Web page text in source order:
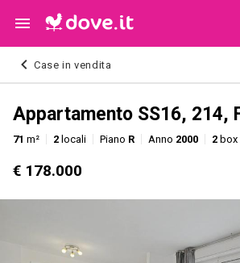
Case in vendita
Appartamento SS16, 214,
71 m² 2 locali Piano R Anno 2000 2 box
€ 178.000